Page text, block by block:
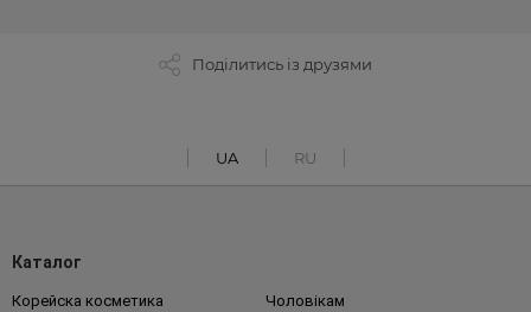
Поділитись із друзями
UA RU
Каталог
Корейска косметика Чоловікам